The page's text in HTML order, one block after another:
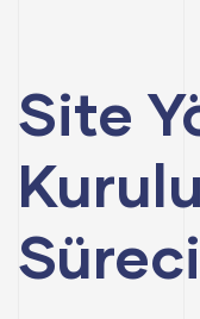
Site
Süreci